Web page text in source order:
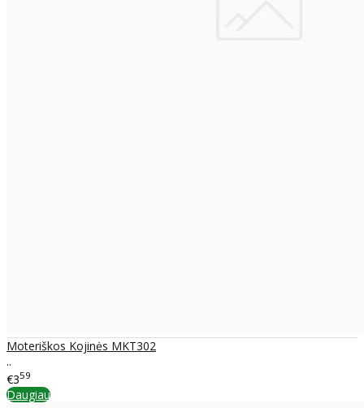
Moteriškos Kojinės MKT302
..
€359
Daugiau